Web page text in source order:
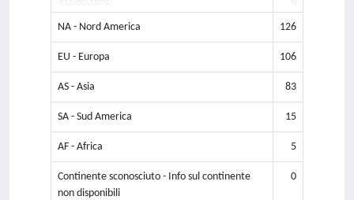
NA - Nord America 126
EU - Europa 106
AS - Asia 83
SA - Sud America 15
AF - Africa 5
Continente sconosciuto - Info sul continente
non disponibili
0